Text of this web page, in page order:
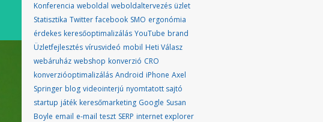
Konferencia weboldal weboldaltervezés üzlet
Statisztika Twitter facebook SMO ergonómia
érdekes keresőoptimalizálás YouTube brand
Üzletfejlesztés vírusvideó mobil Heti Válasz
webáruház webshop konverzió CRO
konverzióoptimalizálás Android iPhone Axel
Springer blog videointerjú nyomtatott sajtó
startup játék keresőmarketing Google Susan
Boyle email e-mail teszt SERP internet explorer